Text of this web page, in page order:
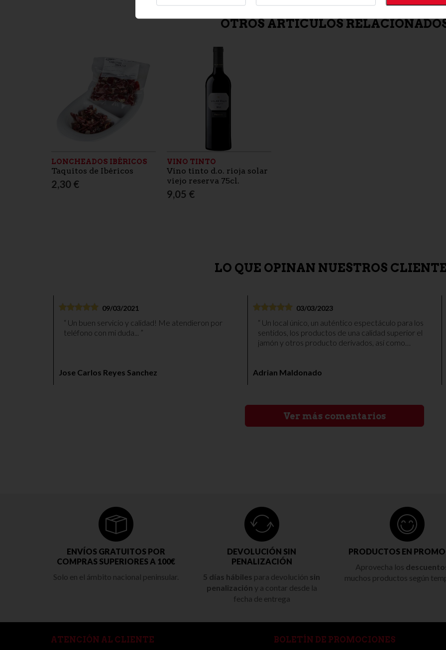
OTROS ARTÍCULOS
LONCHEADOS IBÉRICOS
Taquitos de Ibéricos
2,30 €
VINO TINTO
Vino tinto d.o. rioja solar
viejo reserva 75cl.
9,05 €
LO QUE OPINAN NUESTROS
09/03/2021
teléfono con mi duda...
Jose Carlos Reyes Sanchez
03/03/2023
sentidos, los productos de una calidad superior el
jamón y otros producto derivados, así como
para comprar un género espectacular, el personal
verdad que siempre calidad y el mismo trato
excepcional. Un icono de Alcalá de Guadaíra, sin
Adrian Maldonado
Ver más comentarios
ENVÍOS GRATUITOS POR
COMPRAS SUPERIORES A 100€
Solo en el ámbito nacional peninsular.
DEVOLUCIÓN SIN
PENALIZACIÓN
5 días hábiles para devolución sin
penalización y a contar desde la
fecha de entrega
PRODUCTOS EN
Aprovecha los
muchos productos según
ATENCIÓN AL CLIENTE BOLETÍN DE PROMOCIONES